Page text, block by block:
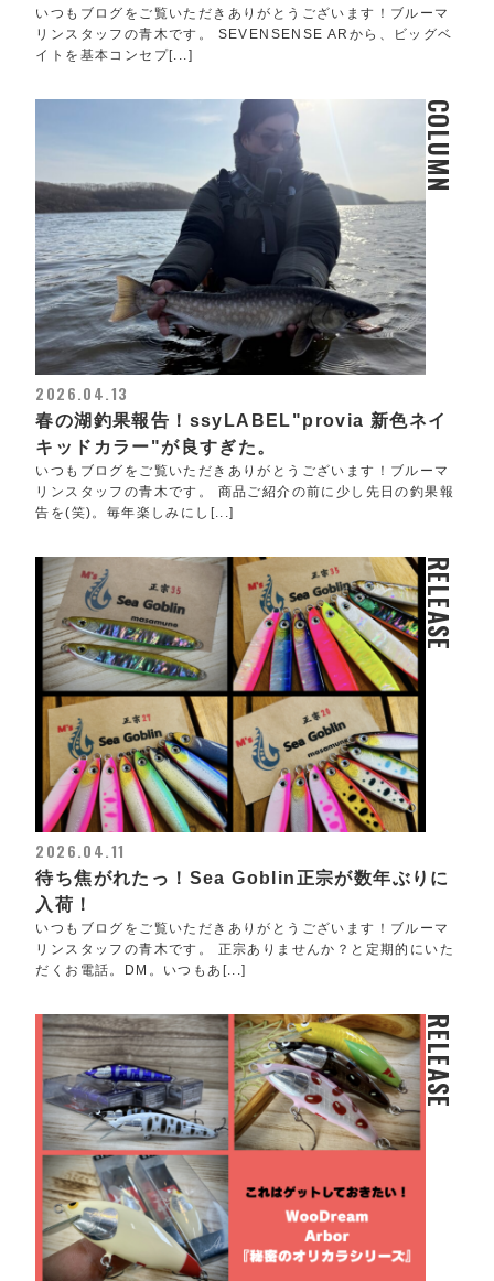
いつもブログをご覧いただきありがとうございます！ブルーマ
リンスタッフの青木です。 SEVENSENSE ARから、ビッグベ
イトを基本コンセプ[...]
COLUMN
2026.04.13
春の湖釣果報告！ssyLABEL"provia 新色ネイ
キッドカラー"が良すぎた。
いつもブログをご覧いただきありがとうございます！ブルーマ
リンスタッフの青木です。 商品ご紹介の前に少し先日の釣果報
告を(笑)。毎年楽しみにし[...]
RELEASE
2026.04.11
待ち焦がれたっ！Sea Goblin正宗が数年ぶりに
入荷！
いつもブログをご覧いただきありがとうございます！ブルーマ
リンスタッフの青木です。 正宗ありませんか？と定期的にいた
だくお電話。DM。いつもあ[...]
RELEASE